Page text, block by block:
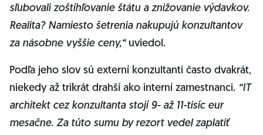
sľubovali zoštíhľovanie štátu a znižovanie výdavkov.
Realita? Namiesto šetrenia nakupujú konzultantov
za násobne vyššie ceny,“uviedol.
Podľa jeho slov sú externí konzultanti často dvakrát,
niekedy až trikrát drahší ako interní zamestnanci. “IT
architekt cez konzultanta stojí 9- až 11-tisíc eur
mesačne. Za túto sumu by rezort vedel zaplatiť